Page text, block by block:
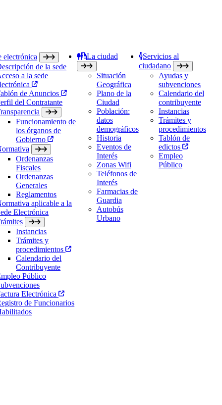
electrónica
de la sede
a la sede
de Anuncios
del Contratante
Funcionamiento de
los órganos de
Gobierno
Ordenanzas
Fiscales
Ordenanzas
Generales
Reglamentos
aplicable a la
Electrónica
Instancias
Trámites y
procedimientos
Calendario del
Contribuyente
Público
Electrónica
de Funcionarios
La ciudad
Situación
Geográfica
Plano de la
Ciudad
Población:
datos
demográficos
Historia
Eventos de
Interés
Zonas Wifi
Teléfonos de
Interés
Farmacias de
Guardia
Autobús
Urbano
Servicios al
ciudadano
Ayudas y
subvenciones
Calendario del
contribuyente
Instancias
Trámites y
procedimientos
Tablón de
edictos
Empleo
Público